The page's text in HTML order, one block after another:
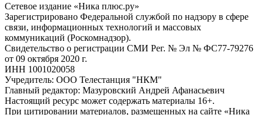
Сетевое издание «Ника плюс.ру»
Зарегистрировано Федеральной службой по надзору в сфере
связи, информационных технологий и массовых
коммуникаций (Роскомнадзор).
Свидетельство о регистрации СМИ Рег. № Эл № ФС77-79276
от 09 октября 2020 г.
ИНН 1001020058
Учредитель: ООО Телестанция "НКМ"
Главный редактор: Мазуровский Андрей Афанасьевич
Настоящий ресурс может содержать материалы 16+.
При цитировании материалов, размещенных на сайте «Ника